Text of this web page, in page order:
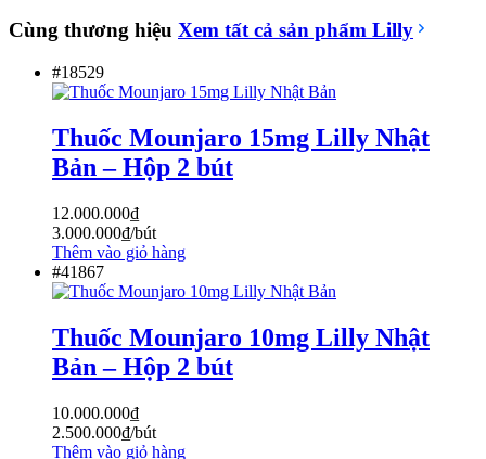
Cùng thương hiệu Xem tất cả sản phẩm Lilly
#18529
Thuốc Mounjaro 15mg Lilly Nhật
Bản – Hộp 2 bút
12.000.000₫
3.000.000₫/bút
Thêm vào giỏ hàng
#41867
Thuốc Mounjaro 10mg Lilly Nhật
Bản – Hộp 2 bút
10.000.000₫
2.500.000₫/bút
Thêm vào giỏ hàng